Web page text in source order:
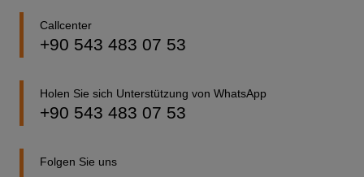
Callcenter
+90 543 483 07 53
Holen Sie sich Unterstützung von WhatsApp
+90 543 483 07 53
Folgen Sie uns